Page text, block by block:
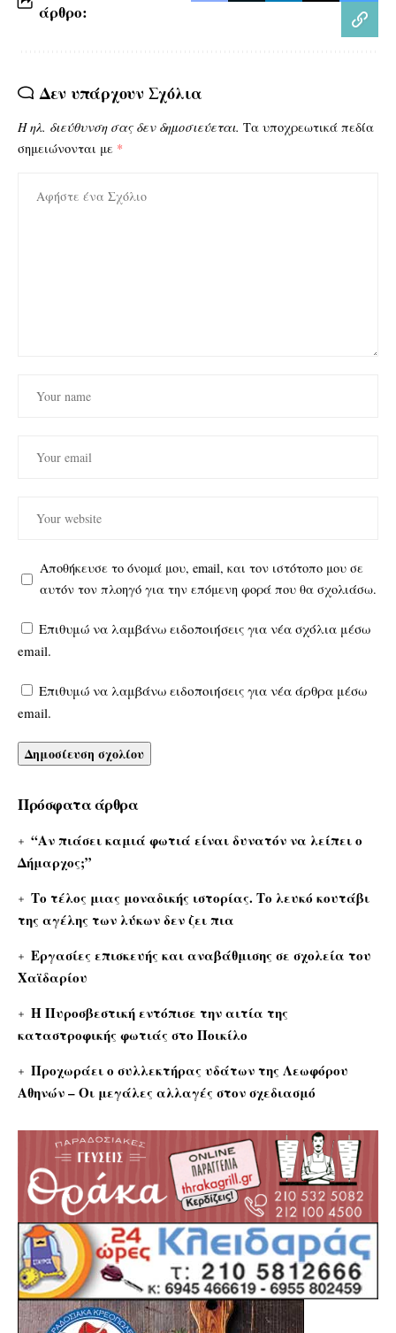
άρθρο:
Δεν υπάρχουν Σχόλια
Η ηλ. διεύθυνση σας δεν δημοσιεύεται. Τα υποχρεωτικά πεδία
σημειώνονται με *
Αποθήκευσε το όνομά μου, email, και τον ιστότοπο μου σε
αυτόν τον πλοηγό για την επόμενη φορά που θα σχολιάσω.
Επιθυμώ να λαμβάνω ειδοποιήσεις για νέα σχόλια μέσω
email.
Επιθυμώ να λαμβάνω ειδοποιήσεις για νέα άρθρα μέσω
email.
Πρόσφατα άρθρα
“Αν πιάσει καμιά φωτιά είναι δυνατόν να λείπει ο
Δήμαρχος;”
Το τέλος μιας μοναδικής ιστορίας. Το λευκό κουτάβι
της αγέλης των λύκων δεν ζει πια
Εργασίες επισκευής και αναβάθμισης σε σχολεία του
Χαϊδαρίου
Η Πυροσβεστική εντόπισε την αιτία της
καταστροφικής φωτιάς στο Ποικίλο
Προχωράει ο συλλεκτήρας υδάτων της Λεωφόρου
Αθηνών – Οι μεγάλες αλλαγές στον σχεδιασμό